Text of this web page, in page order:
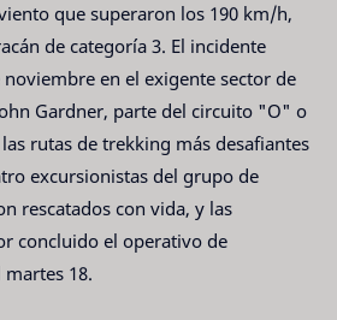
que superaron los 190 km/h,
de categoría 3. El incidente
en el exigente sector de
Gardner, parte del circuito "O" o
rutas de trekking más desafiantes
excursionistas del grupo de
rescatados con vida, y las
concluido el operativo de
18.